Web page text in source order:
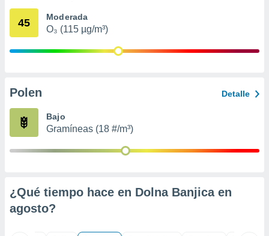
e
publicidad
1199
45 Moderada
O₃ (115 µg/m³)
Polen Detalle
Bajo
Gramíneas (18 #/m³)
¿Qué tiempo hace en Dolna Banjica en
agosto?